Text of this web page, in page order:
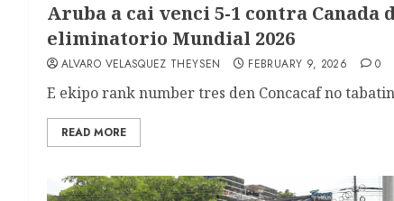
Aruba a cai venci 5-1 contra Canada
eliminatorio Mundial 2026
ALVARO VELASQUEZ THEYSEN FEBRUARY 9, 2026 0
E ekipo rank number tres den Concacaf no
READ MORE